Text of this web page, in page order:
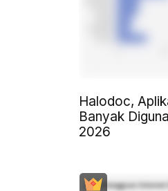
Halodoc,
Banyak
2026